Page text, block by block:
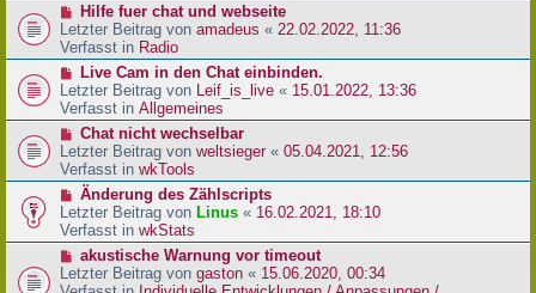
N
e
u
e
r
B
e
t
r
a
g
Hilfe fuer chat und webseite
Letzter Beitrag von amadeus « 22.02.2022, 11:36
Verfasst in Radio
N
e
u
e
r
B
e
t
r
a
g
Live Cam in den Chat einbinden.
Letzter Beitrag von Leif_is_live « 15.01.2022, 13:36
Verfasst in Allgemeines
N
e
u
e
r
B
e
t
Chat nicht wechselbar
Letzter Beitrag von weltsieger « 05.04.2021, 12:56
Verfasst in wkTools
N
e
u
e
r
B
Änderung des Zählscripts
Letzter Beitrag von Linus « 16.02.2021, 18:10
Verfasst in wkStats
N
e
akustische Warnung vor timeout
Letzter Beitrag von gaston « 15.06.2020, 00:34